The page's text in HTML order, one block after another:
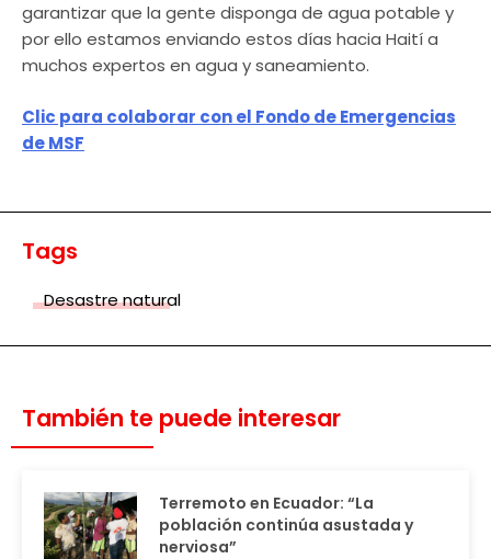
garantizar que la gente disponga de agua potable y
por ello estamos enviando estos días hacia Haití a
muchos expertos en agua y saneamiento.
Clic para colaborar con el Fondo de Emergencias
de MSF
Tags
Desastre natural
También te puede interesar
Terremoto en Ecuador: “La
población continúa asustada y
nerviosa”